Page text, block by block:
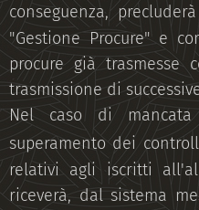
conseguenza,
"Gestione Procure" e
procure già trasmesse
trasmissione di
Nel caso di
superamento dei
relativi agli iscritti
riceverà, dal sistema